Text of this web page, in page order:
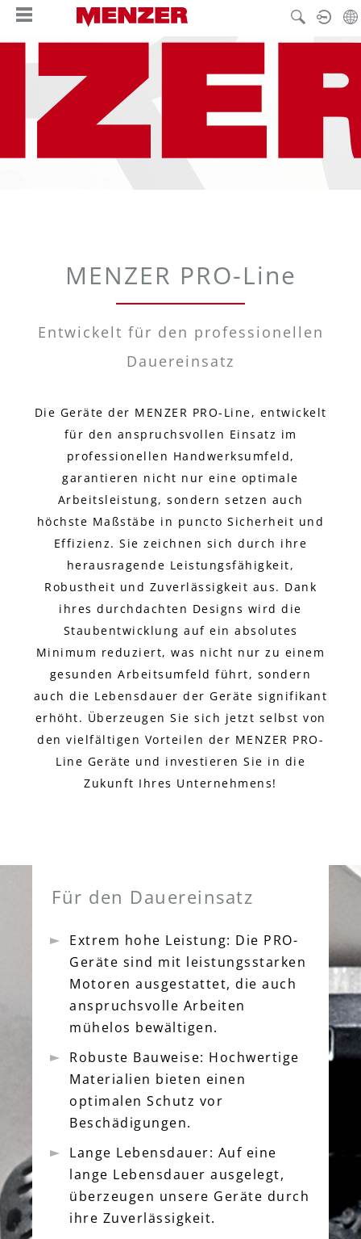
springen
MENZER PRO-Line
Entwickelt für den professionellen
Dauereinsatz
Die Geräte der MENZER PRO-Line, entwickelt
für den anspruchsvollen Einsatz im
professionellen Handwerksumfeld,
garantieren nicht nur eine optimale
Arbeitsleistung, sondern setzen auch
höchste Maßstäbe in puncto Sicherheit und
Effizienz. Sie zeichnen sich durch ihre
herausragende Leistungsfähigkeit,
Robustheit und Zuverlässigkeit aus. Dank
ihres durchdachten Designs wird die
Staubentwicklung auf ein absolutes
Minimum reduziert, was nicht nur zu einem
gesunden Arbeitsumfeld führt, sondern
auch die Lebensdauer der Geräte signifikant
erhöht. Überzeugen Sie sich jetzt selbst von
den vielfältigen Vorteilen der MENZER PRO-
Line Geräte und investieren Sie in die
Zukunft Ihres Unternehmens!
Für den Dauereinsatz
Extrem hohe Leistung: Die PRO-
Geräte sind mit leistungsstarken
Motoren ausgestattet, die auch
anspruchsvolle Arbeiten
mühelos bewältigen.
Robuste Bauweise: Hochwertige
Materialien bieten einen
optimalen Schutz vor
Beschädigungen.
Lange Lebensdauer: Auf eine
lange Lebensdauer ausgelegt,
überzeugen unsere Geräte durch
ihre Zuverlässigkeit.